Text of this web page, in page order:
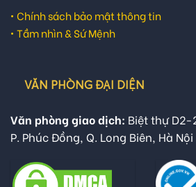
• Chính sách bảo mật thông tin
• Tầm nhìn & Sứ Mệnh
VĂN PHÒNG ĐẠI DIỆN
Văn phòng giao dịch: Biệt thự D2-
P. Phúc Đồng, Q. Long Biên, Hà Nội